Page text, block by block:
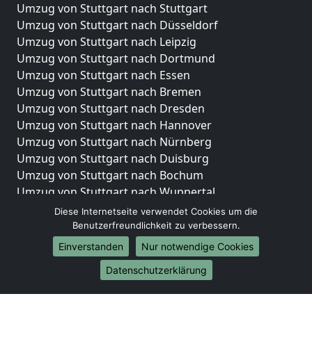
Umzug von Stuttgart nach Stuttgart
Umzug von Stuttgart nach Düsseldorf
Umzug von Stuttgart nach Leipzig
Umzug von Stuttgart nach Dortmund
Umzug von Stuttgart nach Essen
Umzug von Stuttgart nach Bremen
Umzug von Stuttgart nach Dresden
Umzug von Stuttgart nach Hannover
Umzug von Stuttgart nach Nürnberg
Umzug von Stuttgart nach Duisburg
Umzug von Stuttgart nach Bochum
Umzug von Stuttgart nach Wuppertal
Umzug von Stuttgart nach Bielefeld
Umzug von Stuttgart nach Bonn
Umzug von Stuttgart nach Münster
Internationale-Umzüge
Umzug von Stuttgart nach Brasilien
Diese Internetseite verwendet Cookies um die
Benutzerfreundlichkeit zu verbessern.
Einverstanden
Nur notwendige Cookies
Datenschutzerklärung